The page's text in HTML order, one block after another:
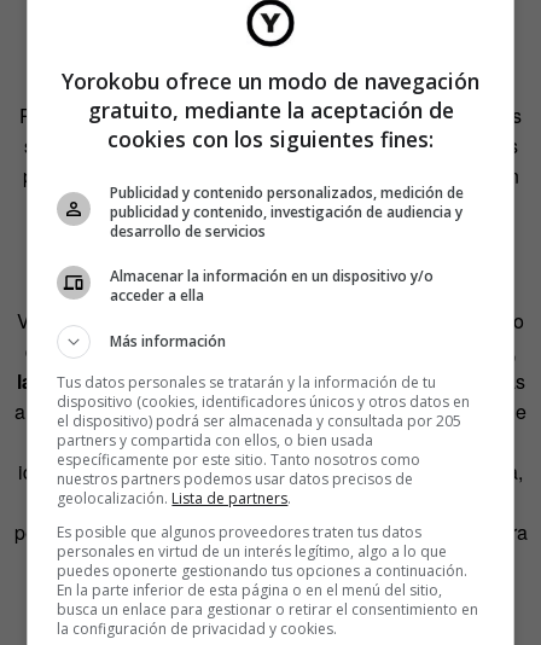
Imponderables románticos
Resulta inevitable que, tarde o temprano, las personas nos
susciten frustración, ira y decepción, al igual que nosotros
podemos causarles los mismos sentimientos sin intención
de hacerlo. ¿Cómo puede lidiar una pareja frente a
semejantes imponderables? La respuesta corta es fácil:
autoengañarse.
Vamos con la respuesta larga. Investigaciones en el campo
de la psicología sugieren que
en relaciones saludables,
las personas tienden a idealizar a sus parejas, viéndolas
a través de una perspectiva optimista que las pinta mejor de
lo que una evaluación objetiva podría sugerir. Esta
idealización no solo refleja una visión positiva de la pareja,
sino que también alinea esta percepción con los ideales
personales y los prejuicios sobre lo que cada uno considera
una parejaperfecta.
Por ejemplo,un estudiorealizado en Canadá sobre las
Yorokobu ofrece un modo de navegación
gratuito, mediante la aceptación de
cookies con los siguientes fines:
Publicidad y contenido personalizados, medición de
publicidad y contenido, investigación de audiencia y
desarrollo de servicios
Almacenar la información en un dispositivo y/o
acceder a ella
Más información
Tus datos personales se tratarán y la información de tu
dispositivo (cookies, identificadores únicos y otros datos en
el dispositivo) podrá ser almacenada y consultada por 205
partners y compartida con ellos, o bien usada
específicamente por este sitio. Tanto nosotros como
nuestros partners podemos usar datos precisos de
geolocalización. Lista de partners.
Es posible que algunos proveedores traten tus datos
personales en virtud de un interés legítimo, algo a lo que
puedes oponerte gestionando tus opciones a continuación.
En la parte inferior de esta página o en el menú del sitio,
busca un enlace para gestionar o retirar el consentimiento en
la configuración de privacidad y cookies.